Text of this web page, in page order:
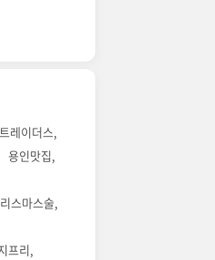
트레이더스
용인맛집
스마스술
프리